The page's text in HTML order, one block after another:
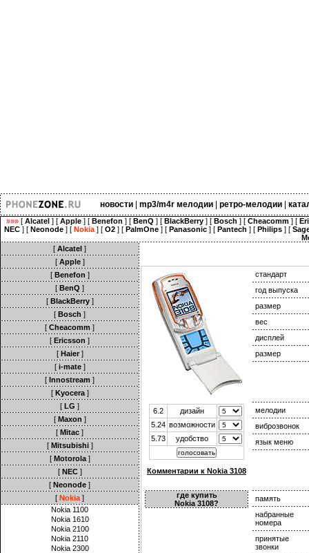
новости| mp3/m4r мелодии| ретро-мелодии|
»»» [ Alcatel ] [ Apple ] [ Benefon ] [ BenQ ] [ BlackBerry ] [ Bosch ] [ Cheacomm ] [
NEC ] [ Neonode ] [ Nokia ] [ O2 ] [ PalmOne ] [ Panasonic ] [ Pantech ] [ Philips ] [
[ Alcatel ]
[ Apple]
[ Benefon ]
[ BenQ ]
[ BlackBerry]
[ Bosch ]
[ Cheacomm ]
[ Ericsson ]
[ Haier]
[ i-mate]
[ Innostream ]
[ Kyocera]
[ LG ]
[ Maxon ]
[ Mitac ]
[ Mitsubishi]
[ Motorola]
[ NEC]
[ Neonode ]
[ Nokia ]
Nokia 1100
Nokia 1610
Nokia 2100
Nokia 2110
Nokia 2300
6.2
дизайн
5.24 возможности
5.73
удобство
Комментарии к Nokia 3108
где купить
Nokia 3108?
стандарт
год выпуска
размер
вес
дисплей
размер
мелодии
виброзвонок
язык меню
память
набранные
номера
принятые
звонки